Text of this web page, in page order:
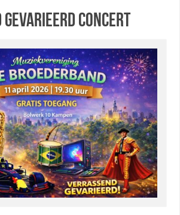
Concert